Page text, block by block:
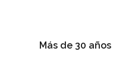
Más de 30